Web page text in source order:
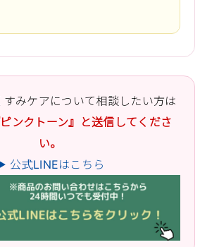
すみケアについて相談したい方は
ンクトーン』と送信してくださ
い。
公式LINEはこちら